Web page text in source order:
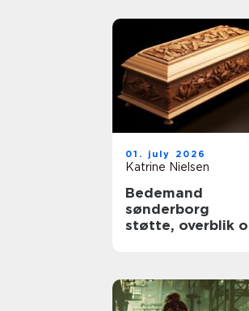
01. july 2026
Katrine Nielsen
Bedemand
sønderborg
støtte, overblik